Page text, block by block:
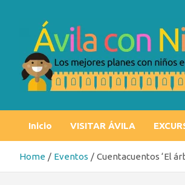
Inicio VISITAR ÁVILA
Home Eventos Cuentacuentos ‘El